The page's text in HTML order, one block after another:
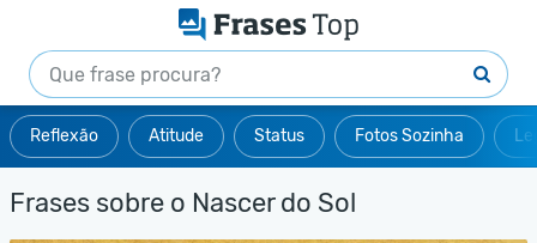
Reflexão Atitude Status Fotos Sozinha
Frases sobre o Nascer do Sol